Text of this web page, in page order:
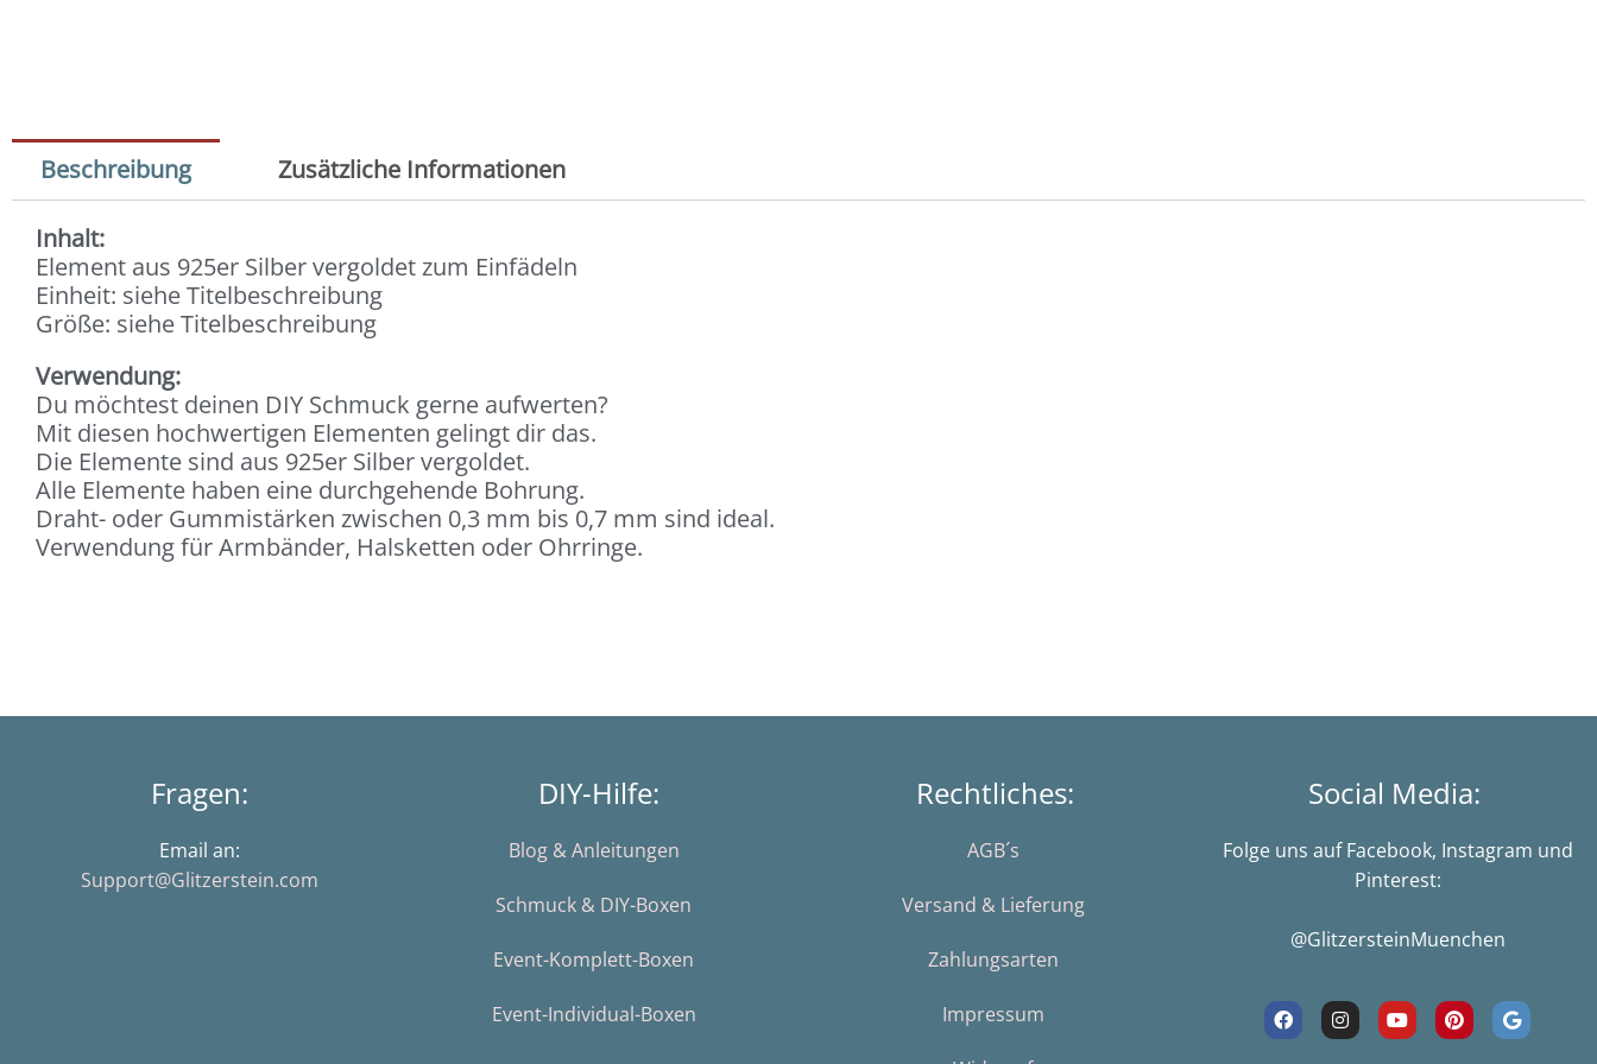
Beschreibung Zusätzliche Informationen
Inhalt:
Element aus 925er Silber vergoldet zum Einfädeln
Einheit: siehe Titelbeschreibung
Größe: siehe Titelbeschreibung
Verwendung:
Du möchtest deinen DIY Schmuck gerne aufwerten?
Mit diesen hochwertigen Elementen gelingt dir das.
Die Elemente sind aus 925er Silber vergoldet.
Alle Elemente haben eine durchgehende Bohrung.
Draht- oder Gummistärken zwischen 0,3 mm bis 0,7 mm sind ideal.
Verwendung für Armbänder, Halsketten oder Ohrringe.
Fragen:
Email an:
Support@Glitzerstein.com
DIY-Hilfe:
Blog & Anleitungen
Schmuck & DIY-Boxen
Event-Komplett-Boxen
Event-Individual-Boxen
Rechtliches:
AGB´s
Versand & Lieferung
Zahlungsarten
Impressum
Social Media:
Folge uns auf Facebook, Instagram und
Pinterest:
@GlitzersteinMuenchen
F
a
c
I
n
s
Y
o
u
P
i
n
G
o
o